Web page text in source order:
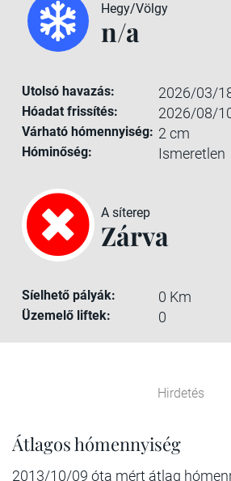
Hegy/Völgy
n/a
Utolsó havazás: 2026/03/
Hóadat frissítés: 2026/08/
Várható hómennyiség: 2 cm
Hóminőség: Ismeretlen
A síterep
Zárva
Síelhető pályák: 0 Km
Üzemelő liftek: 0
Hirdetés
Átlagos hómennyiség
2013/10/09 óta mért átlag